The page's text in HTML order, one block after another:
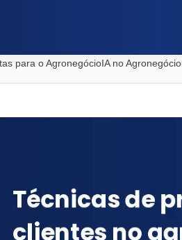
para o AgronegócioIA no Agronegócio